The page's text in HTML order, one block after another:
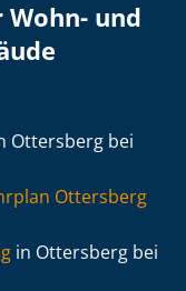
und
Ottersberg bei
Ottersberg
in Ottersberg bei